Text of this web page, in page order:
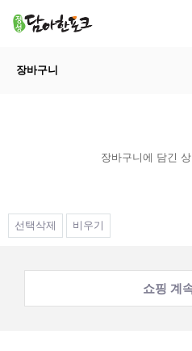
장바구니
장바구니에 담긴
선택삭제 비우기
쇼핑 계